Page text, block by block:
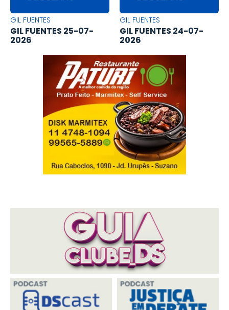
GIL FUENTES
GIL FUENTES 25-07-
2026
GIL FUENTES
GIL FUENTES 24-07-
2026